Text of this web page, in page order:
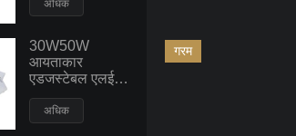
अधिक
30W50W
आयताकार
एडजस्टेबल एलईडी
डाउनलाइट बड़ी
पावर रिसेस्ड
सीलिंग स्पॉट फ्लड
अधिक
गरम